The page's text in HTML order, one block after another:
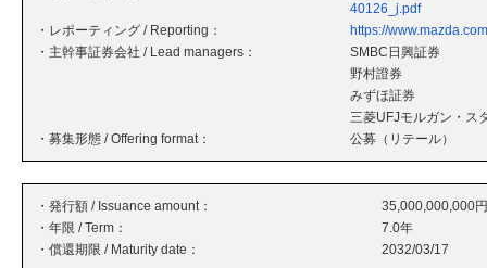
40126_j.pdf
・レポーティング / Reporting：
https://
・主幹事証券会社 / Lead managers：
SMBC日興証券
野村證券
みずほ証券
三菱UFJモルガン・ス
・募集形態 / Offering format：
公募（リテール）
・発行額 / Issuance amount：
35,000,000,000円
・年限 / Term：
7.0年
・償還期限 / Maturity date：
2032/03/17